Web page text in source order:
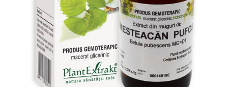
Omega 3
Par si unghii
Probiotice si prebiotice
Sanatate urinara
Ingrijire par
Balsam masca si tratament
Produse cu SPF Pentru Fata
Repelenti insecte